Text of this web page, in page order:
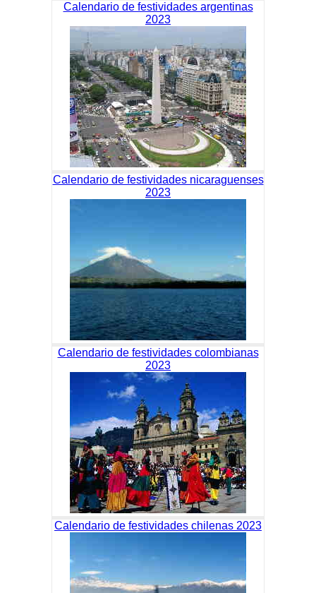
Calendario de festividades argentinas
2023
Calendario de festividades nicaraguenses
2023
Calendario de festividades colombianas
2023
Calendario de festividades chilenas 2023